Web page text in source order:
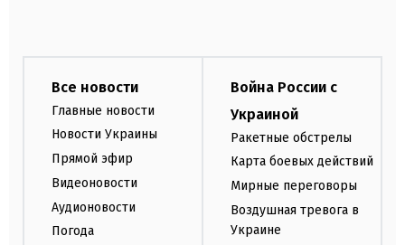
Все новости
Главные новости
Новости Украины
Прямой эфир
Видеоновости
Аудионовости
Погода
Война России с
Украиной
Ракетные обстрелы
Карта боевых действий
Мирные переговоры
Воздушная тревога в
Украине